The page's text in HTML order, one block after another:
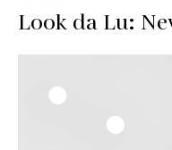
Look da Lu: